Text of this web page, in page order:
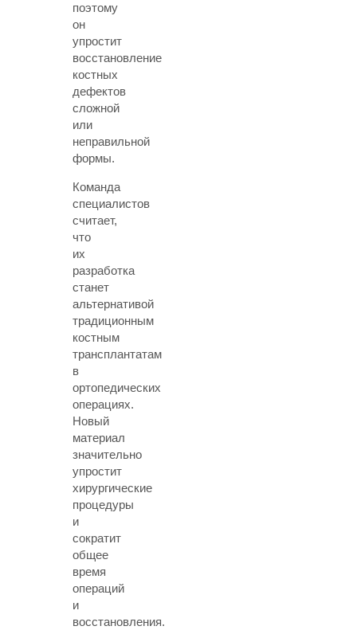
поэтому
он
упростит
восстановление
костных
дефектов
сложной
или
неправильной
формы.
Команда
специалистов
считает,
что
их
разработка
станет
альтернативой
традиционным
костным
трансплантатам
в
ортопедических
операциях.
Новый
материал
значительно
упростит
хирургические
процедуры
и
сократит
общее
время
операций
и
восстановления.